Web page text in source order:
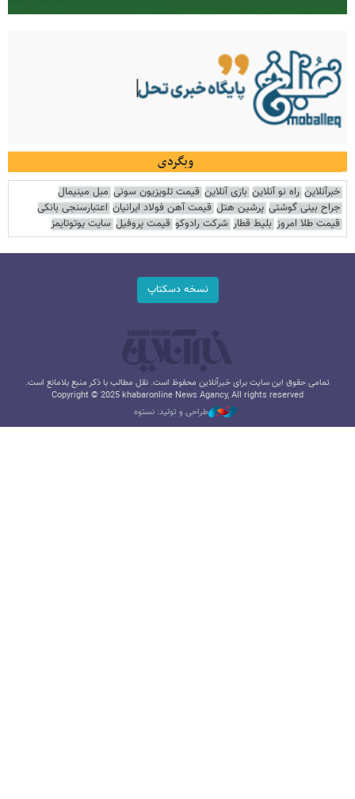
وبگردی
خبرآنلاین راه نو آنلاین بازی آنلاین قیمت تلویزیون سونی مبل مینیمال
جراح بینی گوشتی پرشین هتل قیمت آهن فولاد ایرانیان اعتبارسنجی بانکی
قیمت طلا امروز بلیط قطار شرکت رادوکو قیمت پروفیل سایت یوتوتایمز
نسخه دسکتاپ
تمامی حقوق این سایت برای خبرآنلاین محفوظ است. نقل مطالب با ذکر منبع بلامانع است.
Copyright © 2025 khabaronline News Agancy, All rights reserved
طراحی و تولید: نستوه